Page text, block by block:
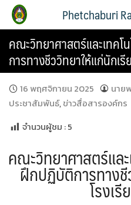
Phetchaburi
คณะวิทยาศาสตร์และเทค
การทางชีววิทยาให้แก่นักเ
16 พฤศจิกายน 2025 นาย
ประชาสัมพันธ์,ข่าวสื่อสารองค์กร
จำนวนผู้ชม :5
คณะวิทยาศาสตร์แล
ฝึกปฏิบัติการทาง
โรงเ